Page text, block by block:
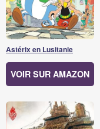
Astérix en Lusitanie
VOIR SUR AMAZON